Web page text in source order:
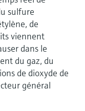
sulfure
de
viennent
dans le
du gaz, du
de dioxyde de
général